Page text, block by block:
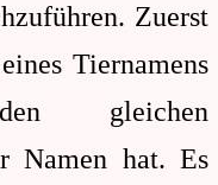
Zuerst
Tiernamens
gleichen
Namen hat. Es